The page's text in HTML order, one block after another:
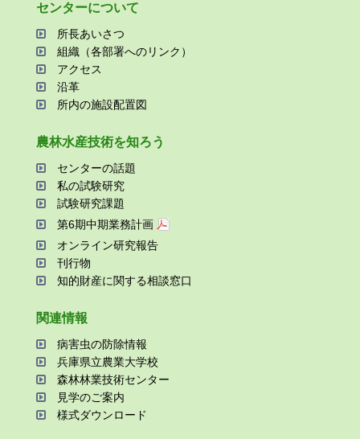
センターについて
所⻑あいさつ
組織（各部署へのリンク）
アクセス
沿⾰
所内の施設配置図
農林⽔産技術を知ろう
センターの話題
私の試験研究
試験研究課題
第6期中期業務計画
オンライン研究報告
刊⾏物
知的財産に関する相談窓⼝
関連情報
病害⾍の防除情報
兵庫県⽴農業⼤学校
森林林業技術センター
⾒学のご案内
様式ダウンロード